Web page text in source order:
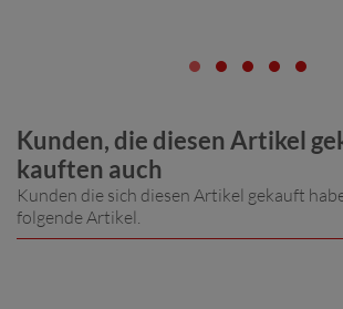
Kunden, die diesen Artikel
kauften auch
Kunden die sich diesen Artikel gekauft
folgende Artikel.